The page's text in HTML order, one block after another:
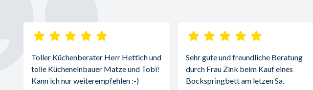
Toller Küchenberater Herr Hettich und
tolle Kücheneinbauer Matze und Tobi!
Kann ich nur weiterempfehlen :-)
Sehr gute und freundliche Beratung
durch Frau Zink beim Kauf eines
Bockspringbett am letzen Sa.